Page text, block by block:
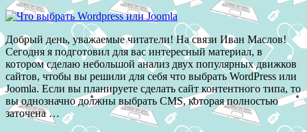
Добрый день, уважаемые читатели! На связи Иван Маслов!
Сегодня я подготовил для вас интересный материал, в
котором сделаю небольшой анализ двух популярных движков
сайтов, чтобы вы решили для себя что выбрать WordPress или
Joomla. Если вы планируете сделать сайт контентного типа, то
вы однозначно должны выбрать CMS, которая полностью
заточена …